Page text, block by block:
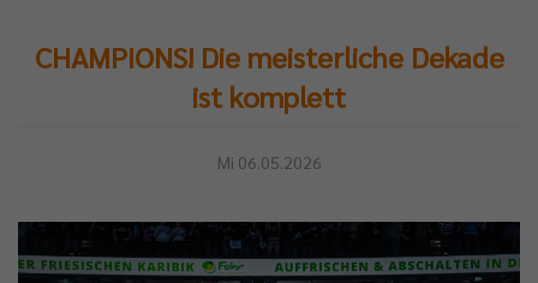
CHAMPIONS! Die meisterliche Dekade
ist komplett
Mi 06.05.2026